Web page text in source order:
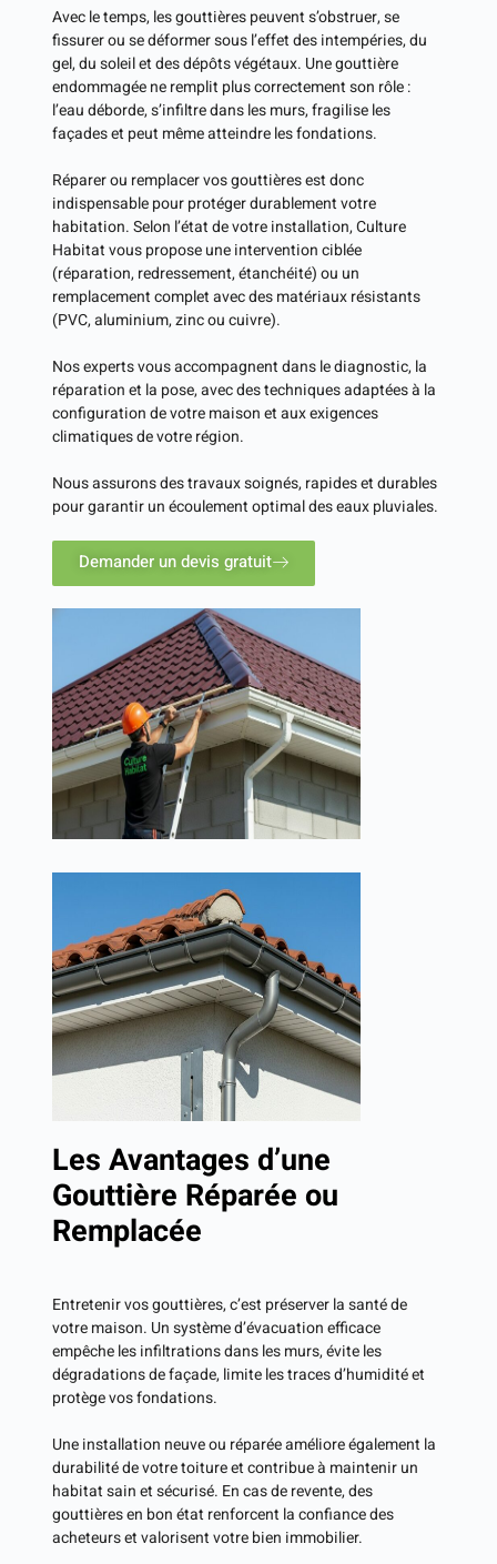
Avec le temps, les gouttières peuvent s’obstruer, se
fissurer ou se déformer sous l’effet des intempéries, du
gel, du soleil et des dépôts végétaux. Une gouttière
endommagée ne remplit plus correctement son rôle :
l’eau déborde, s’infiltre dans les murs, fragilise les
façades et peut même atteindre les fondations.
Réparer ou remplacer vos gouttières est donc
indispensable pour protéger durablement votre
habitation. Selon l’état de votre installation, Culture
Habitat vous propose une intervention ciblée
(réparation, redressement, étanchéité) ou un
remplacement complet avec des matériaux résistants
(PVC, aluminium, zinc ou cuivre).
Nos experts vous accompagnent dans le diagnostic, la
réparation et la pose, avec des techniques adaptées à la
configuration de votre maison et aux exigences
climatiques de votre région.
Nous assurons des travaux soignés, rapides et durables
pour garantir un écoulement optimal des eaux pluviales.
Demander un devis gratuit
Les Avantages d’une
Gouttière Réparée ou
Remplacée
Entretenir vos gouttières, c’est préserver la santé de
votre maison. Un système d’évacuation efficace
empêche les infiltrations dans les murs, évite les
dégradations de façade, limite les traces d’humidité et
protège vos fondations.
Une installation neuve ou réparée améliore également la
durabilité de votre toiture et contribue à maintenir un
habitat sain et sécurisé. En cas de revente, des
gouttières en bon état renforcent la confiance des
acheteurs et valorisent votre bien immobilier.